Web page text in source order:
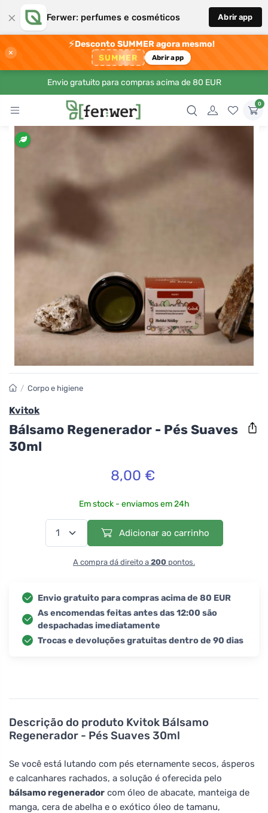
× Ferwer: perfumes e cosméticos Abrir app
×
⚡Desconto SUMMER agora mesmo!
SUMMER Abrir app
Envio gratuito para compras acima de 80 EUR
0
Descrição do produto Kvitok Bálsamo
Regenerador - Pés Suaves 30ml
Se você está lutando com pés eternamente secos, ásperos
e calcanhares rachados, a solução é oferecida pelo
bálsamo regenerador com óleo de abacate, manteiga de
manga, cera de abelha e o exótico óleo de tamanu,
/ Corpo e higiene
Kvitok
Bálsamo Regenerador - Pés Suaves
30ml
8,00 €
Em stock - enviamos em 24h
Adicionar ao carrinho
A compra dá direito a 200 pontos.
Envio gratuito para compras acima de 80 EUR
As encomendas feitas antes das 12:00 são
despachadas imediatamente
Trocas e devoluções gratuitas dentro de 90 dias